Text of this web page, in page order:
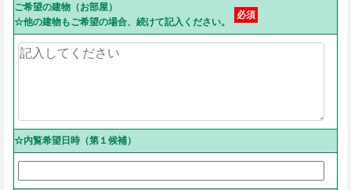
ご希望の建物（お部屋）
☆他の建物もご希望の場合、続けて記入ください。
必須
☆内覧希望日時（第１候補）